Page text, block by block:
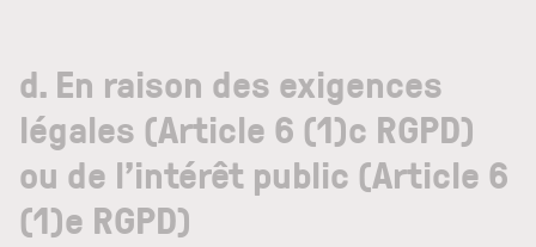
d. En raison des exigences
légales (Article 6 (1)c RGPD)
ou de l’intérêt public (Article 6
(1)e RGPD)